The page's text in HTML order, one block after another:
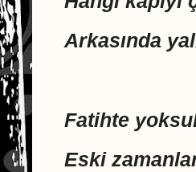
Arkasında
Fatihte
Eski